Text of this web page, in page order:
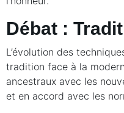
Débat :
L’évolution des
tradition face à la
ancestraux avec les
et en accord avec les